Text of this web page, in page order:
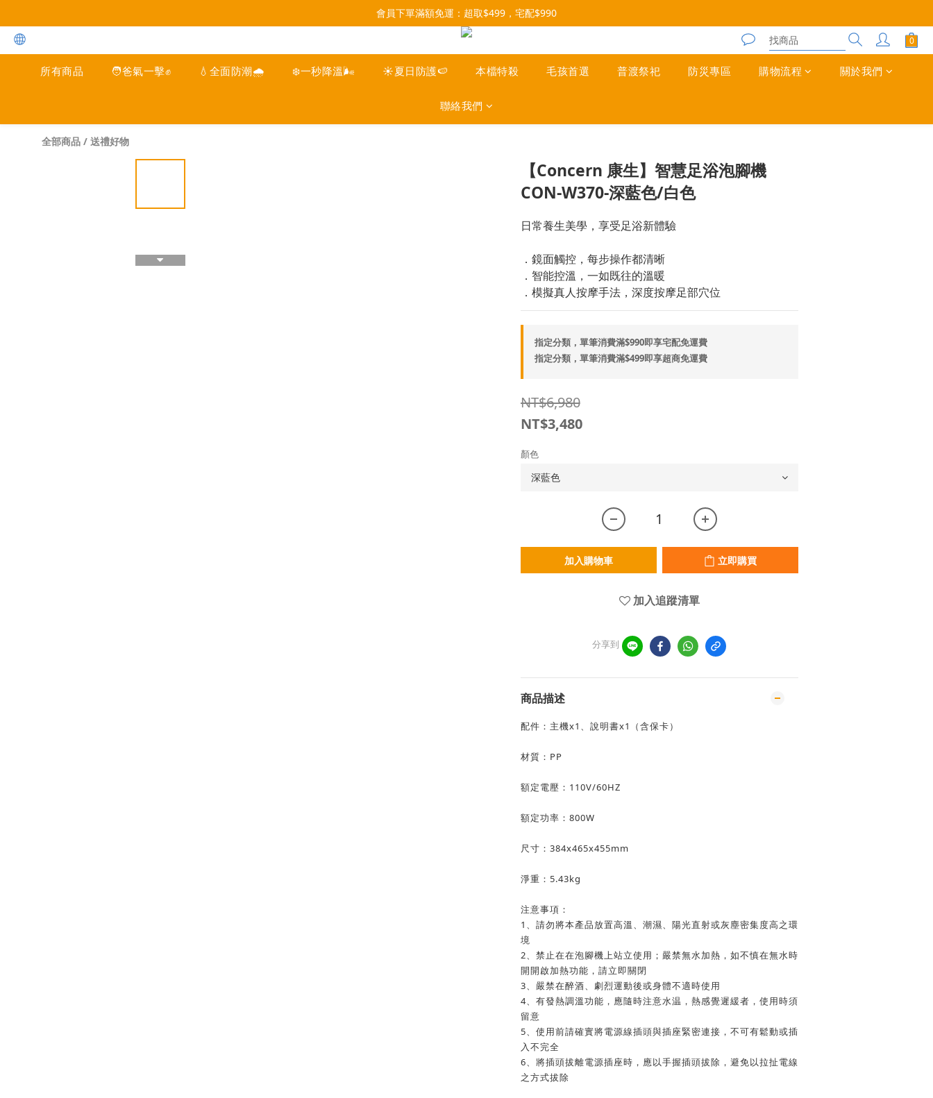
每月9號會員日，消費點數3倍送！把握機會，趕緊下單！
07/28-08/31 爸氣一擊・限時開搶
每月9號會員日，消費點數3倍送！把握機會，趕緊下單！
所有商品 🧑爸氣一擊✊ 💧全面防潮🌧️ ❄️一秒降溫🌬️ ☀️夏日防護🍉 本檔特殺 毛孩首選 普渡祭祀 防災專區 購物流程 關於我們
聯絡我們
全部商品 / 送禮好物
【Concern 康生】智慧足浴泡腳機
CON-W370-深藍色/白色
日常養生美學，享受足浴新體驗
．鏡面觸控，每步操作都清晰
．智能控溫，一如既往的溫暖
．模擬真人按摩手法，深度按摩足部穴位
指定分類，單筆消費滿$990即享宅配免運費
指定分類，單筆消費滿$499即享超商免運費
NT$6,980
NT$3,480
顏色
加入購物車 立即購買
加入追蹤清單
分享到
商品描述
配件：主機x1、說明書x1（含保卡）
材質：PP
額定電壓：110V/60HZ
額定功率：800W
尺寸：384x465x455mm
淨重：5.43kg
注意事項：
1、請勿將本產品放置高溫、潮濕、陽光直射或灰塵密集度高之環
境
2、禁止在在泡腳機上站立使用；嚴禁無水加熱，如不慎在無水時
開開啟加熱功能，請立即關閉
3、嚴禁在醉酒、劇烈運動後或身體不適時使用
4、有發熱調溫功能，應隨時注意水温，熱感覺遲緩者，使用時須
留意
5、使用前請確實將電源線插頭與插座緊密連接，不可有鬆動或插
入不完全
6、將插頭拔離電源插座時，應以手握插頭拔除，避免以拉扯電線
之方式拔除